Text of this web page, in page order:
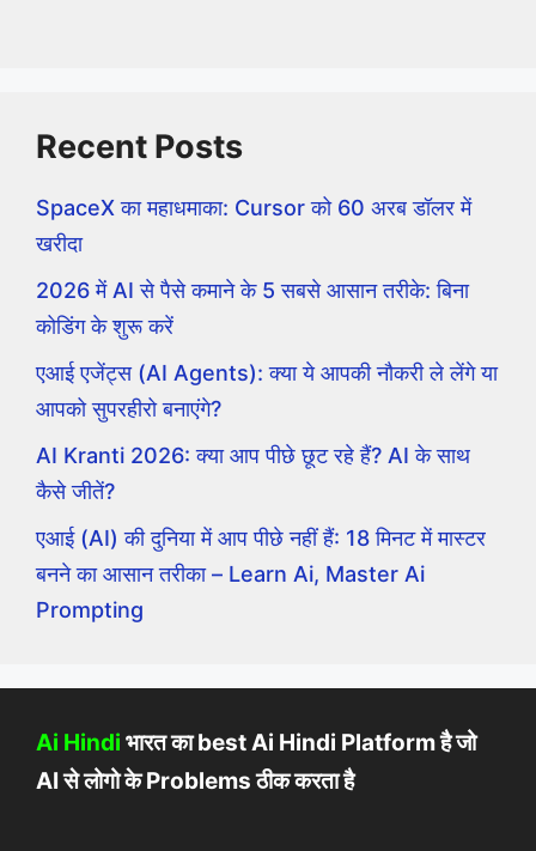
Recent Posts
SpaceX का महाधमाका: Cursor को 60 अरब डॉलर में
खरीदा
2026 में AI से पैसे कमाने के 5 सबसे आसान तरीके: बिना
कोडिंग के शुरू करें
एआई एजेंट्स (AI Agents): क्या ये आपकी नौकरी ले लेंगे या
आपको सुपरहीरो बनाएंगे?
AI Kranti 2026: क्या आप पीछे छूट रहे हैं? AI के साथ
कैसे जीतें?
एआई (AI) की दुनिया में आप पीछे नहीं हैं: 18 मिनट में मास्टर
बनने का आसान तरीका – Learn Ai, Master Ai
Prompting
Ai Hindi भारत का best Ai Hindi Platform है जो
AI से लोगो के Problems ठीक करता है